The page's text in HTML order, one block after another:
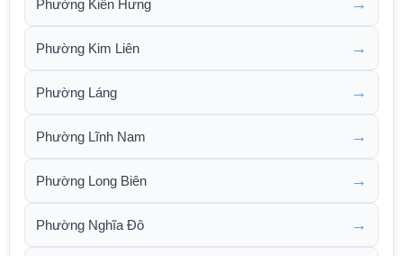
Phường Kiến Hưng →
Phường Kim Liên →
Phường Láng →
Phường Lĩnh Nam →
Phường Long Biên →
Phường Nghĩa Đô →